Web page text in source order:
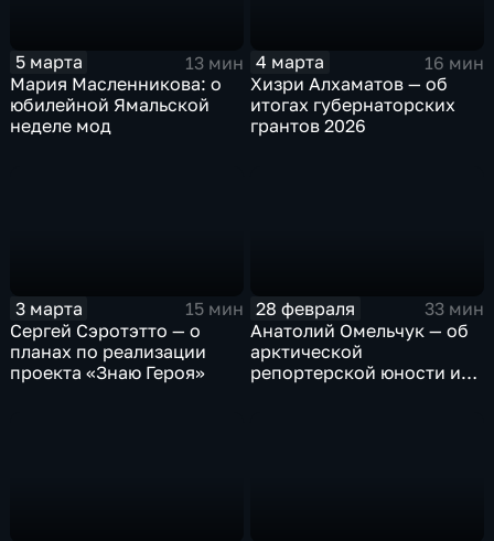
5 марта
13 мин
Мария Масленникова: о
юбилейной Ямальской
неделе мод
4 марта
16 мин
Хизри Алхаматов — об
итогах губернаторских
грантов 2026
3 марта
15 мин
Сергей Сэротэтто — о
планах по реализации
проекта «Знаю Героя»
28 февраля
33 мин
Анатолий Омельчук — об
арктической
репортерской юности и